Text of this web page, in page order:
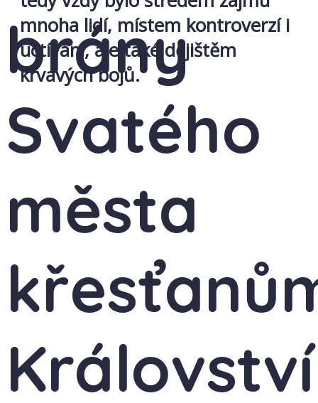
brány
Svatého
města
Království
mnoha lidí, místem kontroverzí i
uctívání, ale také dějištěm
krvavých bojů.